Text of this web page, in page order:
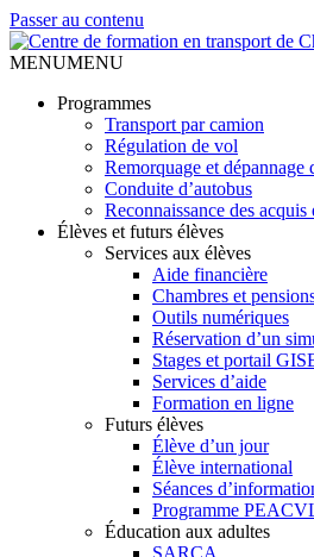
Passer au contenu
MENUMENU
Programmes
Transport par camion
Régulation de vol
Remorquage et dépannage
Conduite d’autobus
Reconnaissance des
Élèves et futurs élèves
Services aux élèves
Aide financière
Chambres et
Outils numériques
Réservation d’un
Stages et portail
Services d’aide
Formation en ligne
Futurs élèves
Élève d’un jour
Élève international
Séances
Programme
Éducation aux adultes
SARCA